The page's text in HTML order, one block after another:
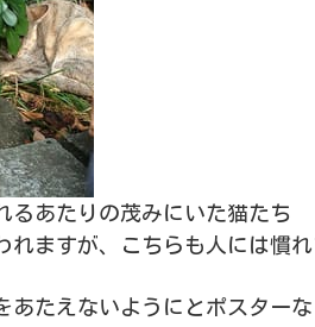
るあたりの茂みにいた猫たち
れますが、こちらも人には慣
たえないようにとポスターな